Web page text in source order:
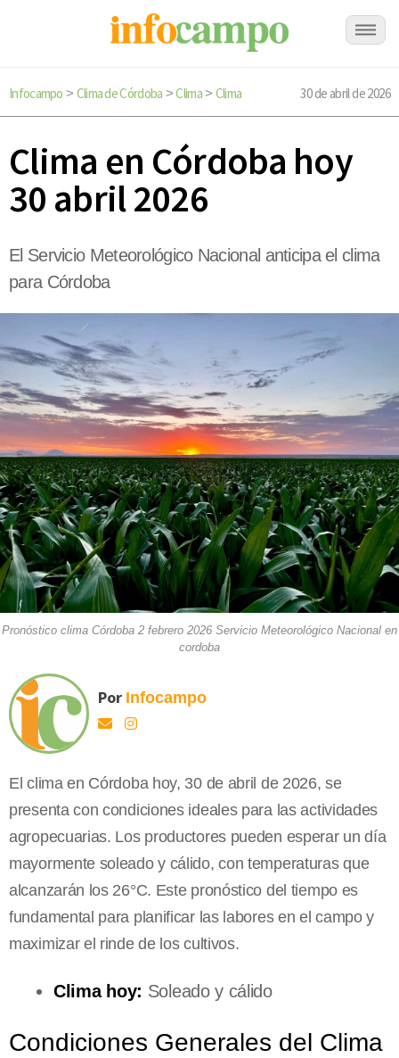
Infocampo > Clima de Córdoba >Clima> Clima 30 de abril de 2026
Clima en Córdoba hoy
30 abril 2026
El Servicio Meteorológico Nacional anticipa el clima
para Córdoba
Pronóstico clima Córdoba 2 febrero 2026 Servicio Meteorológico Nacional en
cordoba
Por Infocampo
El clima en Córdoba hoy, 30 de abril de 2026, se
presenta con condiciones ideales para las actividades
agropecuarias. Los productores pueden esperar un día
mayormente soleado y cálido, con temperaturas que
alcanzarán los 26°C. Este pronóstico del tiempo es
fundamental para planificar las labores en el campo y
maximizar el rinde de los cultivos.
Clima hoy: Soleado y cálido
Condiciones Generales del Clima